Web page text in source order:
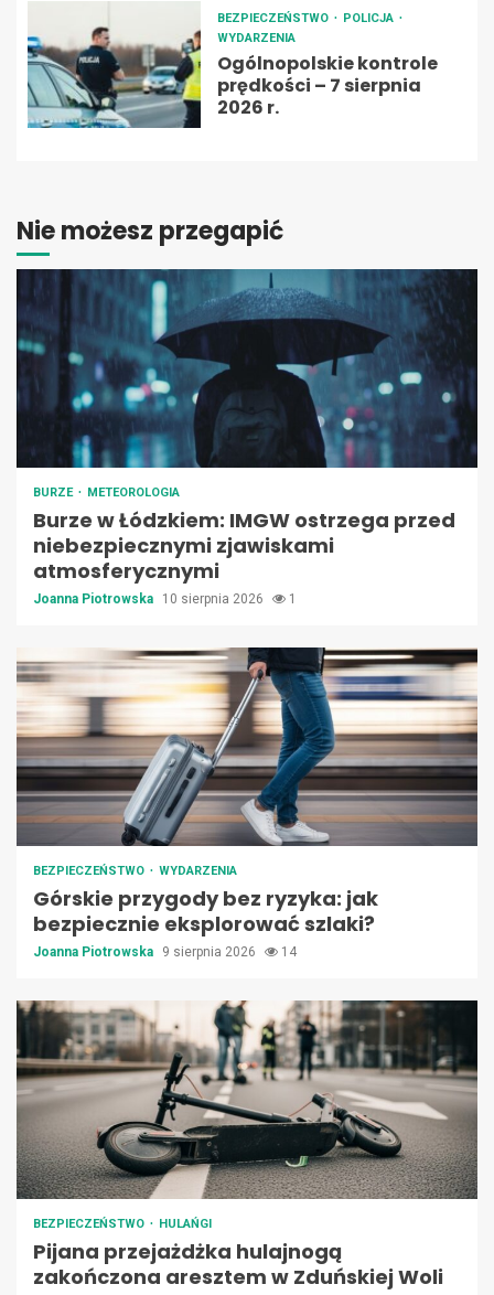
BEZPIECZEŃSTWO
POLICJA
WYDARZENIA
Ogólnopolskie kontrole
prędkości – 7 sierpnia
2026 r.
Nie możesz przegapić
BURZE METEOROLOGIA
Burze w Łódzkiem: IMGW ostrzega przed
niebezpiecznymi zjawiskami
atmosferycznymi
Joanna Piotrowska 10 sierpnia 2026 1
BEZPIECZEŃSTWO WYDARZENIA
Górskie przygody bez ryzyka: jak
bezpiecznie eksplorować szlaki?
Joanna Piotrowska 9 sierpnia 2026 14
BEZPIECZEŃSTWO HULAŃGI
Pijana przejażdżka hulajnogą
zakończona aresztem w Zduńskiej Woli